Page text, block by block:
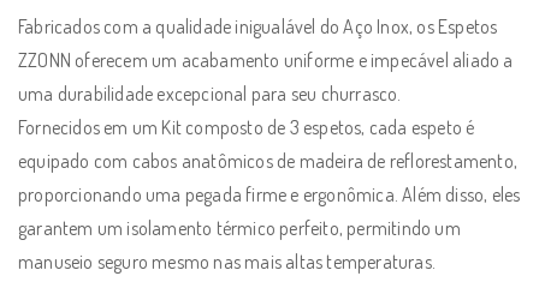
Cabo
Anatômico
de
Madeira
de
12cm
quantity
Fabricados com a qualidade inigualável do Aço Inox, os Espetos
ZZONN oferecem um acabamento uniforme e impecável aliado a
uma durabilidade excepcional para seu churrasco.
Fornecidos em um Kit composto de 3 espetos, cada espeto é
equipado com cabos anatômicos de madeira de reflorestamento,
proporcionando uma pegada firme e ergonômica. Além disso, eles
garantem um isolamento térmico perfeito, permitindo um
manuseio seguro mesmo nas mais altas temperaturas.